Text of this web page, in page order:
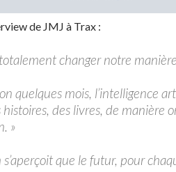
de JMJ à Trax :
changer notre
quelques mois, l’intelligence
des livres, de manière
»
que le futur, pour